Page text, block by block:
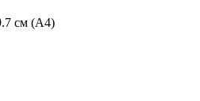
см (А4)